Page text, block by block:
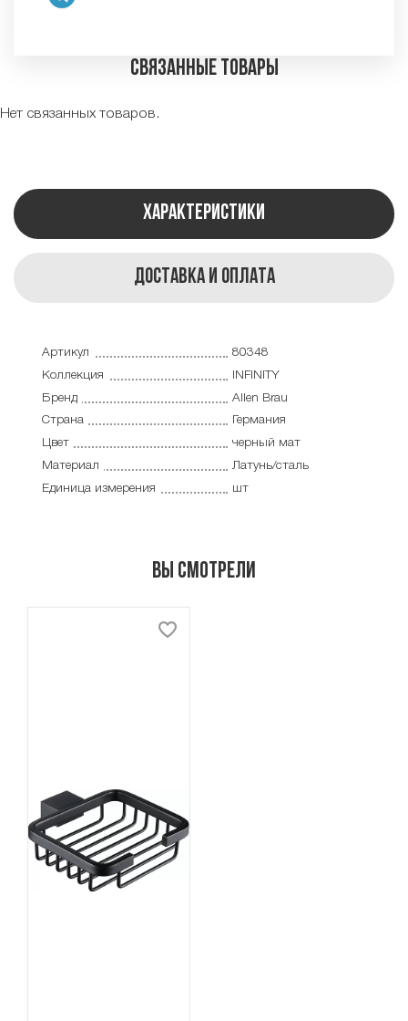
Связанные товары
Нет связанных товаров.
Характеристики
Доставка и оплата
Артикул
80348
Коллекция
INFINITY
Бренд
Allen Brau
Страна
Германия
Цвет
черный мат
Материал
Латунь/сталь
Единица измерения
шт
Вы смотрели